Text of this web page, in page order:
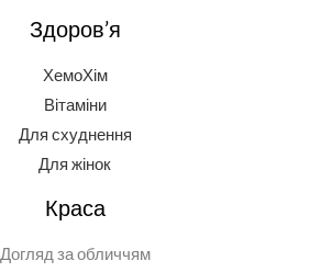
Здоров’я
ХемоХім
Вітаміни
Для схуднення
Для жінок
Краса
Догляд за обличчям